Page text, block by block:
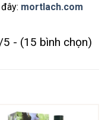
mortlach.com
5 - (15 bình chọn)